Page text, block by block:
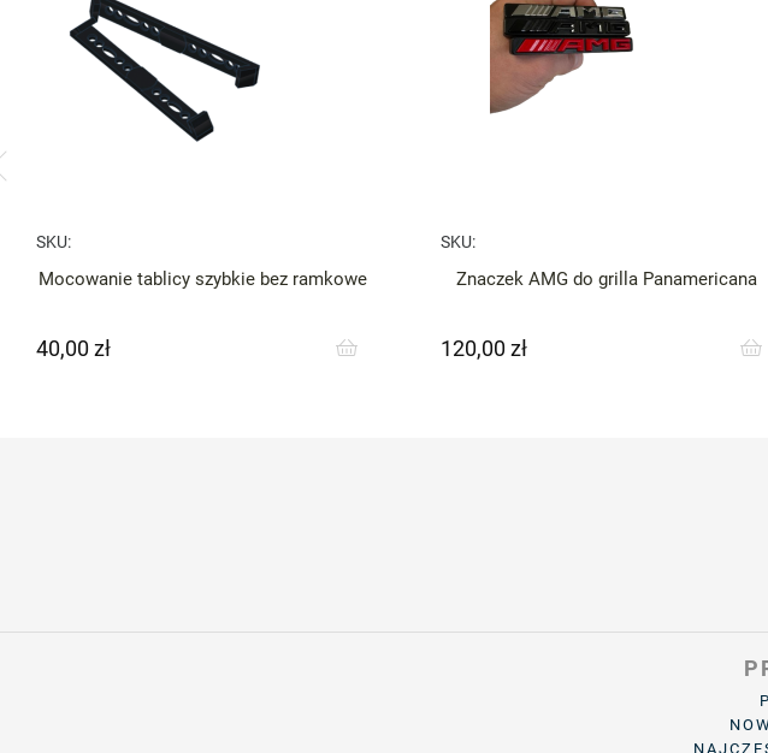
SKU:
Mocowanie tablicy szybkie bez ramkowe
Cena
40,00 zł
SKU:
Znaczek AMG do grilla Panamericana
Cena
120,00 zł